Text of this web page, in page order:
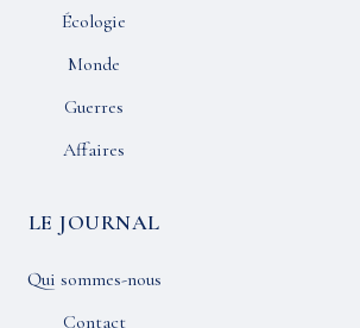
Écologie
Monde
Guerres
Affaires
LE JOURNAL
Qui sommes-nous
Contact